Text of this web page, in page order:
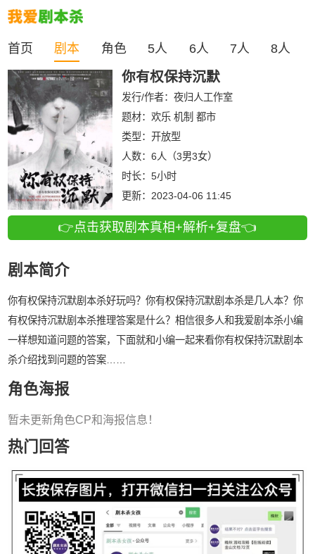
首页 剧本 角色 5人 6人 7人 8人
你有权保持沉默
发行/作者： 夜归人工作室
题材：欢乐 机制 都市
类型： 开放型
人数： 6人（3男3女）
时长： 5小时
更新： 2023-04-06 11:45
👉点击获取剧本真相+解析+复盘👈
剧本简介
你有权保持沉默剧本杀好玩吗？你有权保持沉默剧本杀是几人本？你
有权保持沉默剧本杀推理答案是什么？相信很多人和我爱剧本杀小编
一样想知道问题的答案，下面就和小编一起来看你有权保持沉默剧本
杀介绍找到问题的答案……
角色海报
暂未更新角色CP和海报信息！
热门回答